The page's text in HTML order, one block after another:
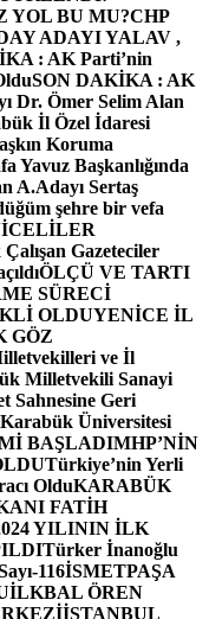
YOL BU MU?CHP
ADAYI YALAV ,
: AK Parti’nin
SON DAKİKA : AK
Dr. Ömer Selim Alan
İl Özel İdaresi
Koruma
Yavuz Başkanlığında
A.Adayı Sertaş
şehre bir vefa
Çalışan Gazeteciler
ÖLÇÜ VE TARTI
SÜRECİ
OLDUYENİCE İL
GÖZ
ve İl
Milletvekili Sanayi
Sahnesine Geri
Üniversitesi
BAŞLADIMHP’NİN
Türkiye’nin Yerli
OlduKARABÜK
FATİH
YILININ İLK
Türker İnanoğlu
116İSMETPAŞA
İLKBAL ÖREN
İSTANBUL